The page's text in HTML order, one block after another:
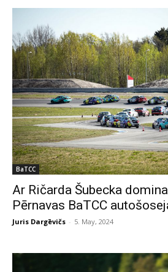
BaTCC
Ar Ričarda Šubecka
Pērnavas BaTCC
Juris Dargēvičs - 5. May, 2024